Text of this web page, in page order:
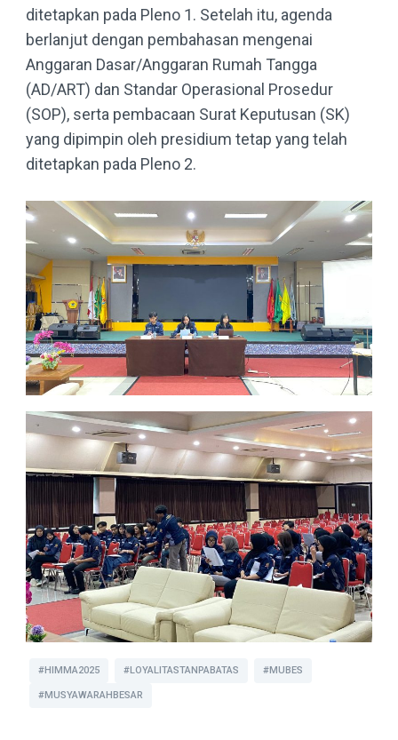
ditetapkan pada Pleno 1. Setelah itu, agenda
berlanjut dengan pembahasan mengenai
Anggaran Dasar/Anggaran Rumah Tangga
(AD/ART) dan Standar Operasional Prosedur
(SOP), serta pembacaan Surat Keputusan (SK)
yang dipimpin oleh presidium tetap yang telah
ditetapkan pada Pleno 2.
#HIMMA2025 #LOYALITASTANPABATAS #MUBES
#MUSYAWARAHBESAR